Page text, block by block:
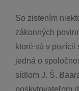
So zistením
zákonných
ktoré sú v pozícii
jedná o
sídlom J. Š.
poskytovateľom